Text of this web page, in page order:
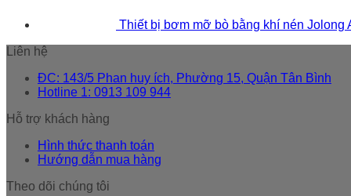
Thiết bị bơm mỡ bò bằng khí nén Jolong
Liên hệ
ĐC: 143/5 Phan huy ích, Phường 15, Quận Tân Bình
Hotline 1: 0913 109 944
Hỗ trợ khách hàng
Hình thức thanh toán
Hướng dẫn mua hàng
Theo dõi chúng tôi